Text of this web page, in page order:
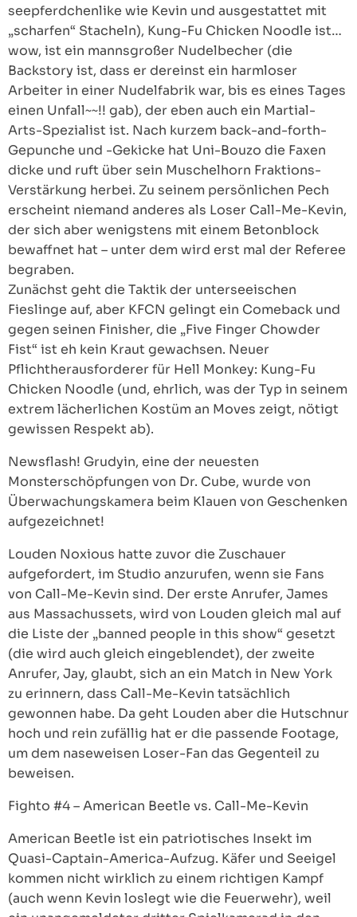
seepferdchenlike wie Kevin und ausgestattet mit
„scharfen“ Stacheln), Kung-Fu Chicken Noodle ist…
wow, ist ein mannsgroßer Nudelbecher (die
Backstory ist, dass er dereinst ein harmloser
Arbeiter in einer Nudelfabrik war, bis es eines Tages
einen Unfall~~!! gab), der eben auch ein Martial-
Arts-Spezialist ist. Nach kurzem back-and-forth-
Gepunche und -Gekicke hat Uni-Bouzo die Faxen
dicke und ruft über sein Muschelhorn Fraktions-
Verstärkung herbei. Zu seinem persönlichen Pech
erscheint niemand anderes als Loser Call-Me-Kevin,
der sich aber wenigstens mit einem Betonblock
bewaffnet hat – unter dem wird erst mal der Referee
begraben.
Zunächst geht die Taktik der unterseeischen
Fieslinge auf, aber KFCN gelingt ein Comeback und
gegen seinen Finisher, die „Five Finger Chowder
Fist“ ist eh kein Kraut gewachsen. Neuer
Pflichtherausforderer für Hell Monkey: Kung-Fu
Chicken Noodle (und, ehrlich, was der Typ in seinem
extrem lächerlichen Kostüm an Moves zeigt, nötigt
gewissen Respekt ab).
Newsflash! Grudyin, eine der neuesten
Monsterschöpfungen von Dr. Cube, wurde von
Überwachungskamera beim Klauen von Geschenken
aufgezeichnet!
Louden Noxious hatte zuvor die Zuschauer
aufgefordert, im Studio anzurufen, wenn sie Fans
von Call-Me-Kevin sind. Der erste Anrufer, James
aus Massachussets, wird von Louden gleich mal auf
die Liste der „banned people in this show“ gesetzt
(die wird auch gleich eingeblendet), der zweite
Anrufer, Jay, glaubt, sich an ein Match in New York
zu erinnern, dass Call-Me-Kevin tatsächlich
gewonnen habe. Da geht Louden aber die Hutschnur
hoch und rein zufällig hat er die passende Footage,
um dem naseweisen Loser-Fan das Gegenteil zu
beweisen.
Fighto #4 – American Beetle vs. Call-Me-Kevin
American Beetle ist ein patriotisches Insekt im
Quasi-Captain-America-Aufzug. Käfer und Seeigel
kommen nicht wirklich zu einem richtigen Kampf
(auch wenn Kevin loslegt wie die Feuerwehr), weil